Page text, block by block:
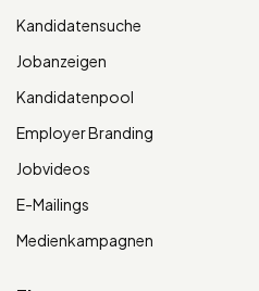
Kandidatensuche
Jobanzeigen
Kandidatenpool
Employer Branding
Jobvideos
E-Mailings
Medienkampagnen